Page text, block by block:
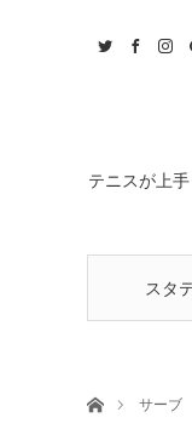
テニスが上
スタ
ホームサーブ